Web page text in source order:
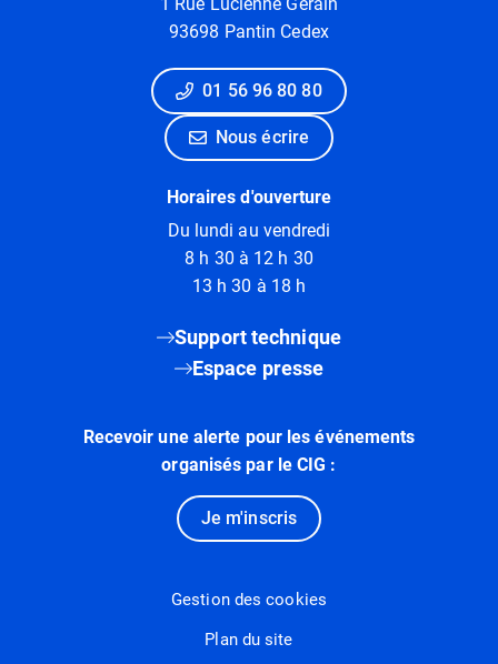
93698 Pantin Cedex
01 56 96 80 80
Nous écrire
Horaires d'ouverture
Du lundi au vendredi
8 h 30 à 12 h 30
13 h 30 à 18 h
Support technique
Espace presse
Recevoir une alerte pour les événements
organisés par le CIG :
Je m'inscris
Gestion des cookies
Plan du site